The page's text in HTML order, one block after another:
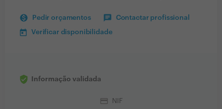
Pedir orçamentos Contactar profissional
Verificar disponibilidade
Informação validada
credit_card NIF